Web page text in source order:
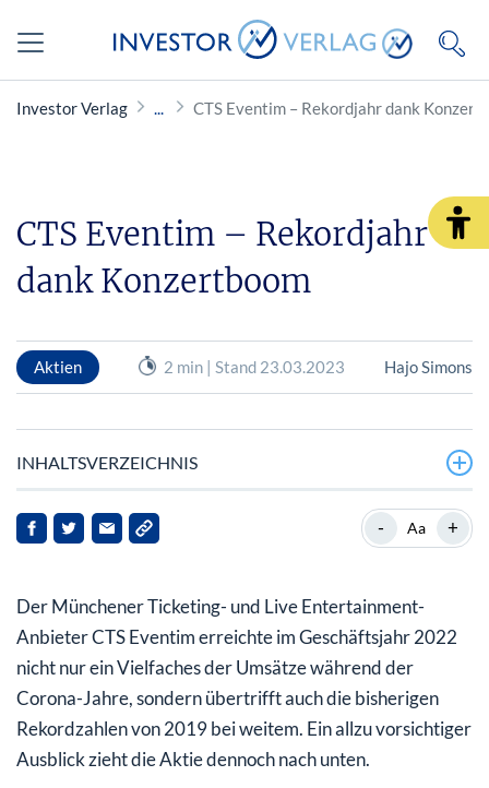
Investor Verlag CTS Eventim – Rekordjahr dank
CTS Eventim – Rekordjahr
dank Konzertboom
Aktien 2 min | Stand 23.03.2023 Hajo Simons
INHALTSVERZEICHNIS
Umsätze weit über Vor-Corona-Niveau
- Aa +
Der Münchener Ticketing- und Live Entertainment-
Anbieter CTS Eventim erreichte im Geschäftsjahr 2022
nicht nur ein Vielfaches der Umsätze während der
Corona-Jahre, sondern übertrifft auch die bisherigen
Rekordzahlen von 2019 bei weitem. Ein allzu vorsichtiger
Ausblick zieht die Aktie dennoch nach unten.